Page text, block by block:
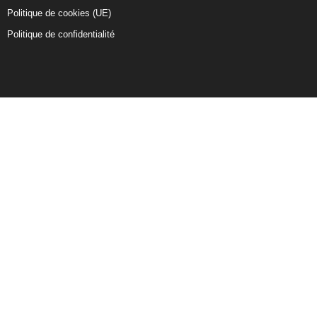
Politique de cookies (UE)
Politique de confidentialité